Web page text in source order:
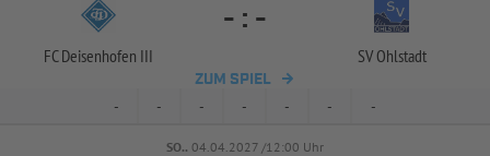
FC Deisenhofen III
- : -
SV Ohlstadt
ZUM SPIEL
- - - - - - -
SO.. 04.04.2027 /12:00 Uhr